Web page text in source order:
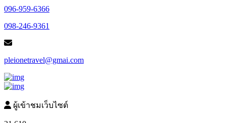
096-959-6366
098-246-9361
pleionetravel@gmai.com
ผู้เข้าชมเว็บไซต์